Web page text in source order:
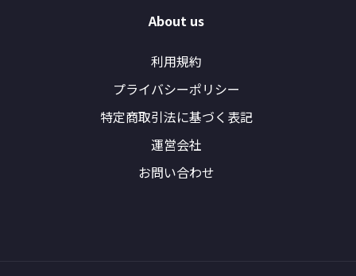
About us
利用規約
プライバシーポリシー
特定商取引法に基づく表記
運営会社
お問い合わせ